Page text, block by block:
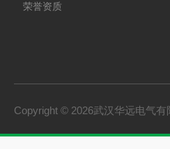
荣誉资质
Copyright © 2026武汉华远电气